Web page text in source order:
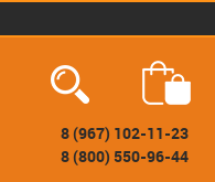
8 (967) 102-11-23
8 (800) 550-96-44